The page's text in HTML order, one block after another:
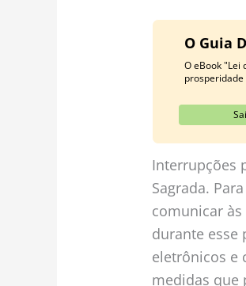
O Guia
O eBook "Lei
Interrupções
Sagrada.
comunicar
durante esse
eletrônicos e
medidas que